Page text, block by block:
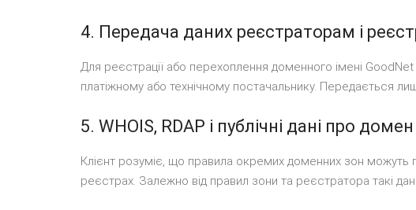
4. Передача даних реєстраторам і
Для реєстрації або перехоплення доменного імені
платіжному або технічному постачальнику. Передається
5. WHOIS, RDAP і публічні дані про домен
Клієнт розуміє, що правила окремих доменних зон можуть
реєстрах. Залежно від правил зони та реєстратора такі